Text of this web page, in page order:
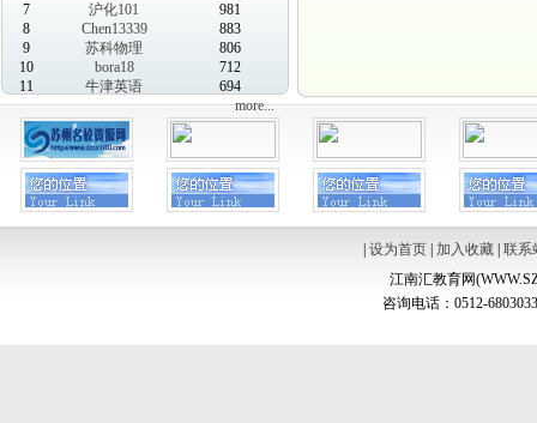
7
沪化101
981
8
Chen13339
883
9
苏科物理
806
10
bora18
712
11
牛津英语
694
more...
设为首页| 加入收藏| 联系
江南汇教育网
咨询电话：0512-